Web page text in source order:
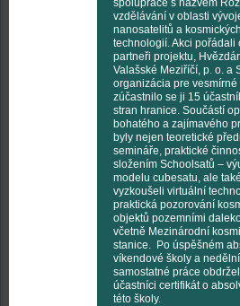
spolupráce s názvem
vzdělávání v oblasti
nanosatelitů a kosmických
technologií. Akci pořádali
partneři projektu,
Valašské Meziříčí, p. o. a
organizácia pre vesmírné
zúčastnilo se ji 15
stran hranice. Součástí
bohatého a zajímavého
byly nejen teoretické
semináře, praktické
složením Schoolsatů –
modelu cubesatu, ale
vyzkoušeli virtuální
praktická pozorování
objektů pozemními
včetně Mezinárodní
stanice. Po úspěšném
víkendové školy a nedělní
samostatné práce
účastníci certifikát o
této školy.